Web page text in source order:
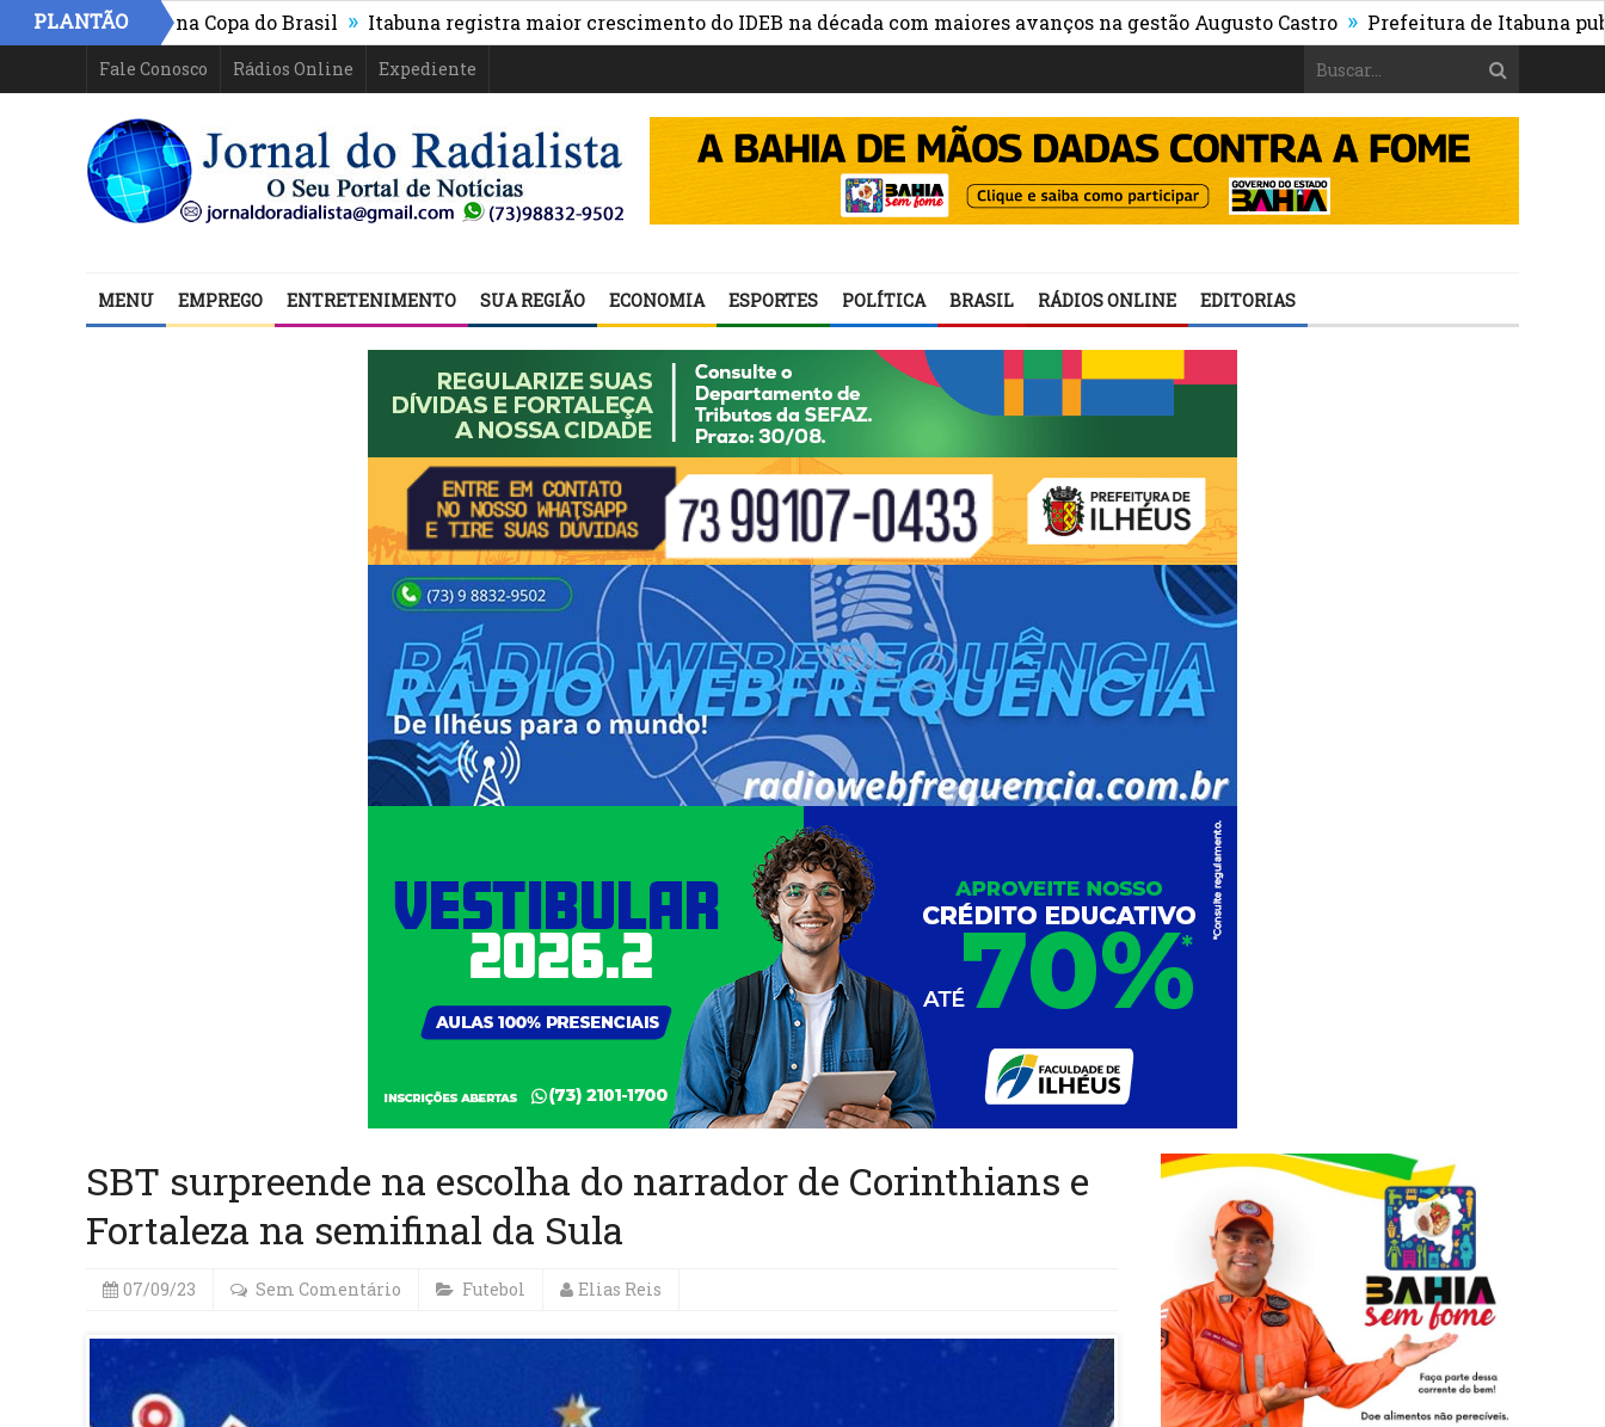
PLANTÃO
e segue na Copa do Brasil » Itabuna registra maior crescimento do IDEB na década com maiores avanços na gestão Augusto Castro » Prefeitura de Itabuna publica
Fale Conosco Rádios Online Expediente
MENU EMPREGO ENTRETENIMENTO SUA REGIÃO ECONOMIA ESPORTES POLÍTICA BRASIL RÁDIOS ONLINE EDITORIAS
SBT surpreende na escolha do narrador de Corinthians e
Fortaleza na semifinal da Sula
07/09/23 Sem Comentário Futebol Elias Reis